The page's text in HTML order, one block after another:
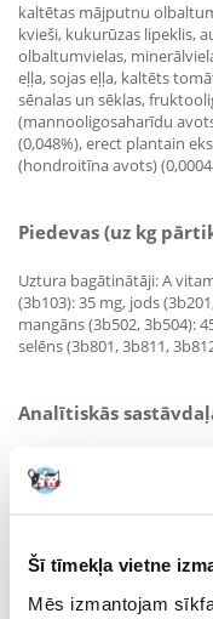
Šī tīmekļa vietne
Mēs izmantojam
kaltētas mājputnu
kvieši, kukurūzas lipeklis,
olbaltumvielas,
eļļa, sojas eļļa, kaltēts
sēnalas un sēklas,
(mannooligosaharīdu
(0,048%), erect plantain
(hondroitīna avots)
Piedevas (uz kg
Uztura bagātinātāji: A
(3b103): 35 mg, jods
mangāns (3b502, 3b504):
selēns (3b801, 3b811,
Analītiskās
Kopproteīns: 36,0% -
7,1% - Kopšķiedra: 5,4 % -
Ieteicamās devas: